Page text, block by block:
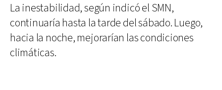
La inestabilidad, según indicó el SMN,
continuaría hasta la tarde del sábado. Luego,
hacia la noche, mejorarían las condiciones
climáticas.